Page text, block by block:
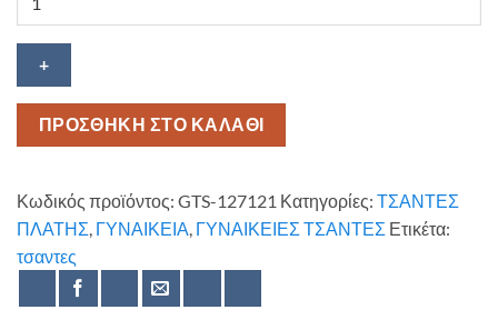
ποσότητα
ΠΡΟΣΘΗΚΗ ΣΤΟ ΚΑΛΑΘΙ
Κωδικός προϊόντος: GTS-127121 Κατηγορίες: ΤΣΑΝΤΕΣ
ΠΛΑΤΗΣ, ΓΥΝΑΙΚΕΙΑ, ΓΥΝΑΙΚΕΙΕΣ ΤΣΑΝΤΕΣ Ετικέτα:
τσαντες